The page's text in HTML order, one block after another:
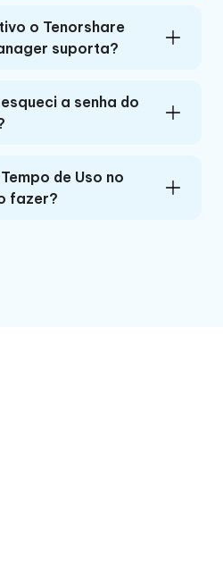
o Tenorshare
suporta?
a senha do
de Uso no
fazer?